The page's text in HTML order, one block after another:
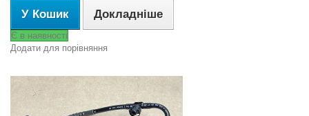
У Кошик Докладніше
Є в наявності
Додати для порівняння